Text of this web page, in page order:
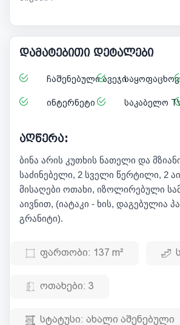
დამატებითი დეტალები
ჩაშენებული ავეჯი
ინტერნეტი საკაბელო
აღწერა:
ბინა არის კუთხის ნათელი და
საძინებელი, 2 სველი წერტილი, 2
მისაღები ოთახი, იზოლირებული
აივნით, (იატაკი - ხის, დაგებულია
გრანიტი).
ფართობი: 137 m²
ოთახები: 3
სტატუსი: ახალი აშენებული